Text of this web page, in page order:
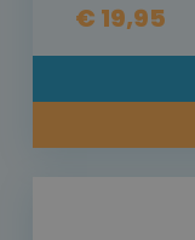
€ 19,95